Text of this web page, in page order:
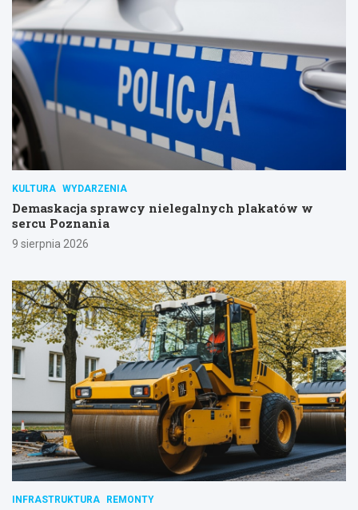
KULTURA WYDARZENIA
Demaskacja sprawcy nielegalnych plakatów w
sercu Poznania
9 sierpnia 2026
INFRASTRUKTURA REMONTY